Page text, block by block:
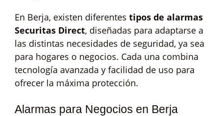
En Berja, existen diferentes tipos de alarmas
Securitas Direct, diseñadas para adaptarse a
las distintas necesidades de seguridad, ya sea
para hogares o negocios. Cada una combina
tecnología avanzada y facilidad de uso para
ofrecer la máxima protección.
Alarmas para Negocios en Berja